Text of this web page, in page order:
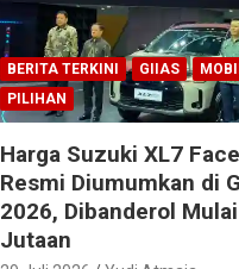
BERITA TERKINI GIIAS
PILIHAN
Harga Suzuki XL7
Resmi Diumumkan di
2026, Dibanderol
Jutaan